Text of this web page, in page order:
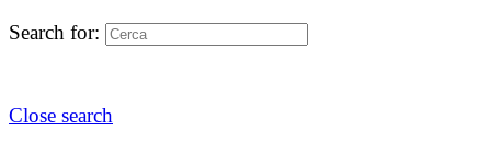
Search for:
Close search